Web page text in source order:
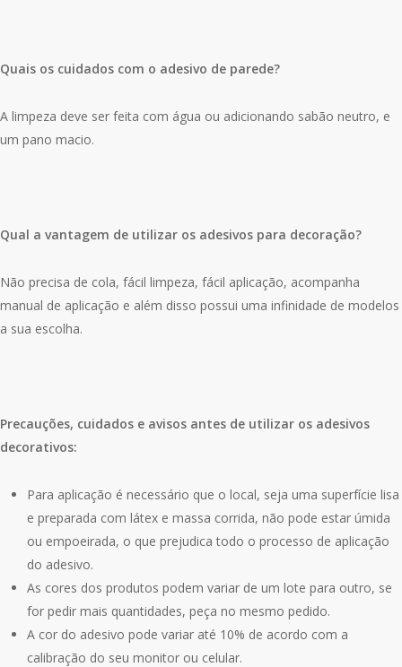
Quais os cuidados com o adesivo de parede?
A limpeza deve ser feita com água ou adicionando sabão neutro, e
um pano macio.
Qual a vantagem de utilizar os adesivos para decoração?
Não precisa de cola, fácil limpeza, fácil aplicação, acompanha
manual de aplicação e além disso possui uma infinidade de modelos
a sua escolha.
Precauções, cuidados e avisos antes de utilizar os adesivos
decorativos:
Para aplicação é necessário que o local, seja uma superfície lisa
e preparada com látex e massa corrida, não pode estar úmida
ou empoeirada, o que prejudica todo o processo de aplicação
do adesivo.
As cores dos produtos podem variar de um lote para outro, se
for pedir mais quantidades, peça no mesmo pedido.
A cor do adesivo pode variar até 10% de acordo com a
calibração do seu monitor ou celular.